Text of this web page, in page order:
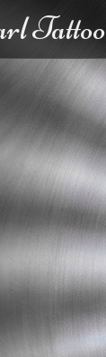
Tattoo